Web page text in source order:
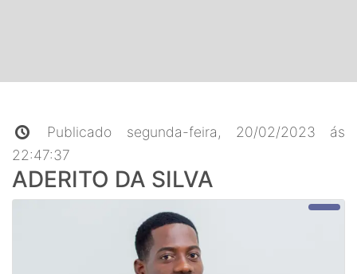
Publicado segunda-feira, 20/02/2023 ás
22:47:37
ADERITO DA SILVA